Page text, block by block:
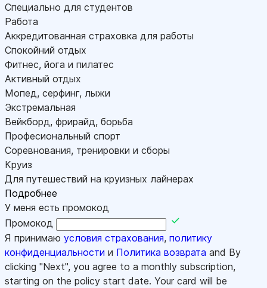
Специально для студентов
Работа
Аккредитованная страховка для работы
Спокойний отдых
Фитнес, йога и пилатес
Активный отдых
Мопед, серфинг, лыжи
Экстремальная
Вейкборд, фрирайд, борьба
Професиональный спорт
Соревнования, тренировки и сборы
Круиз
Для путешествий на круизных лайнерах
Подробнее
У меня есть промокод
Промокод
Я принимаю условия страхования, политику
конфиденциальности и Политика возврата and By
clicking "Next", you agree to a monthly subscription,
starting on the policy start date. Your card will be